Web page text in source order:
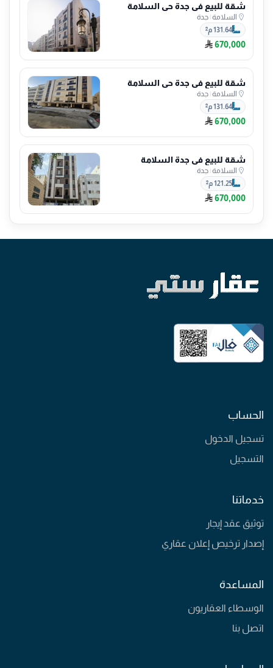
شقة للبيع في جدة حي السلامة
السلامة| جدة
131.64 م²
670,000
شقة للبيع في جدة حي السلامة
السلامة| جدة
131.64 م²
670,000
شقة للبيع في جدة السلامة
السلامة| جدة
121.25 م²
670,000
الحساب
تسجيل الدخول
التسجيل
خدماتنا
توثيق عقد إيجار
إصدار ترخيص إعلان عقاري
المساعدة
الوسطاء العقاريون
اتصل بنا